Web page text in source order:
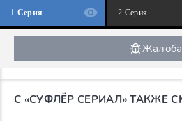
1 Серия 2 Серия
Жалоба
С «СУФЛЁР СЕРИАЛ» ТАКЖЕ